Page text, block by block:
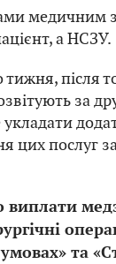
медичним
а НСЗУ.
після
за
цих послуг
та